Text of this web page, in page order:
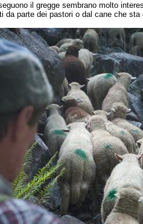
il gregge sembrano molto
da parte dei pastori o dal cane che sta